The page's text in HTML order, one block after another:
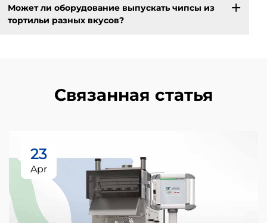
Может ли оборудование выпускать чипсы из
тортильи разных вкусов?
Связанная статья
23
Apr